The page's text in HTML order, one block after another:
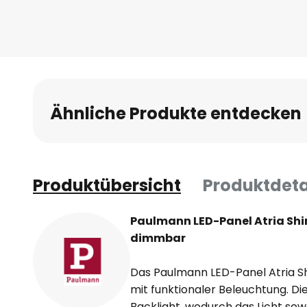
Ähnliche Produkte entdecken
Produktübersicht
Paulmann LED-Panel Atria
dimmbar
Das Paulmann LED-Panel Atria
mit funktionaler Beleuchtung.